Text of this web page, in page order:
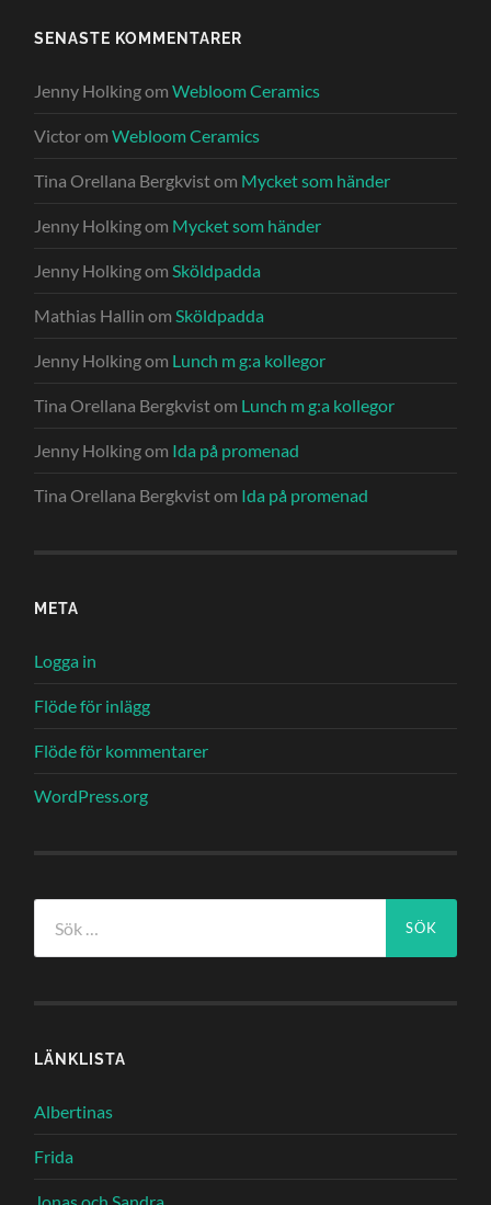
SENASTE KOMMENTARER
Jenny HolkingomWebloom Ceramics
VictoromWebloom Ceramics
Tina Orellana Bergkvistom Mycket som händer
Jenny Holkingom Mycket som händer
Jenny HolkingomSköldpadda
Mathias Hallin omSköldpadda
Jenny Holkingom Lunch m g:a kollegor
Tina Orellana Bergkvistom Lunch m g:a kollegor
Jenny Holkingom Ida på promenad
Tina Orellana Bergkvistom Ida på promenad
META
Logga in
Flöde för inlägg
Flöde för kommentarer
WordPress.org
efter:
LÄNKLISTA
Albertinas
Frida